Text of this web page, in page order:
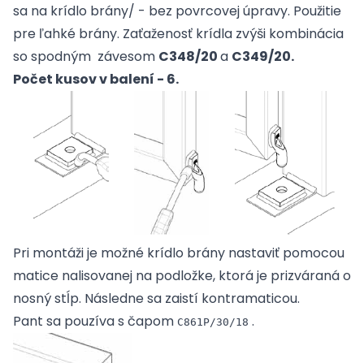
sa na krídlo brány/ - bez povrcovej úpravy. Použitie
pre ľahké brány. Zaťaženosť krídla zvýši kombinácia
so spodným závesom C348/20a C349/20.
Počet kusov v balení - 6.
Pri montáži je možné krídlo brány nastaviť pomocou
matice nalisovanej na podložke, ktorá je prizváraná o
nosný stĺp. Následne sa zaistí kontramaticou.
Pant sa pouzíva s čapom C861P/30/18 .